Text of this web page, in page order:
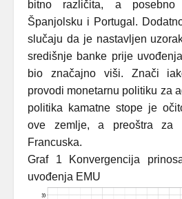
bitno različita, a
Španjolsku i Portugal.
slučaju da je nastavljen
središnje banke prije
bio značajno viši. Znači
provodi monetarnu politiku za
politika kamatne stope je
ove zemlje, a preoštra za
Francuska.
Graf 1 Konvergencija
uvođenja EMU